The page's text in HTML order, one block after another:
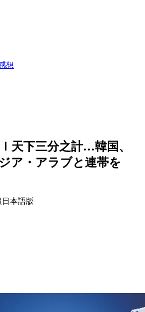
想
天下三分之計…韓国、
ア・アラブと連帯を
本語版